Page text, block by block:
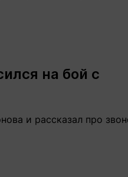
на бой с
и рассказал про